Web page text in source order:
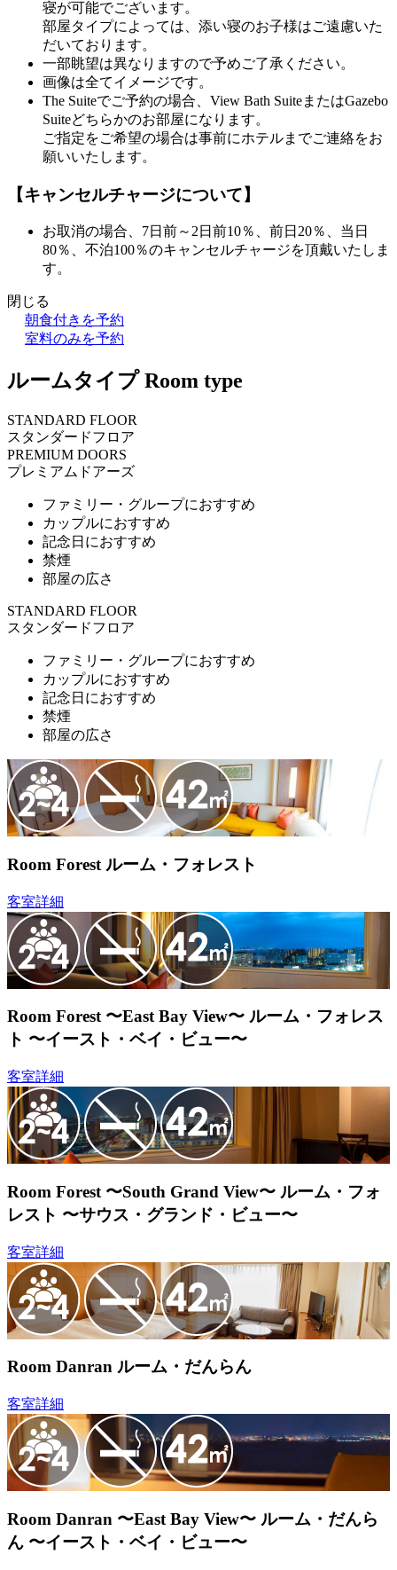
寝が可能でございます。
部屋タイプによっては、添い寝のお子様はご遠慮いた
だいております。
一部眺望は異なりますので予めご了承ください。
画像は全てイメージです。
The Suiteでご予約の場合、View Bath SuiteまたはGazebo
Suiteどちらかのお部屋になります。
ご指定をご希望の場合は事前にホテルまでご連絡をお
願いいたします。
【キャンセルチャージについて】
お取消の場合、7日前～2日前10％、前日20％、当日
80％、不泊100％のキャンセルチャージを頂戴いたしま
す。
閉じる
朝食付きを予約
室料のみを予約
ルームタイプRoom type
STANDARD FLOOR
スタンダードフロア
PREMIUM DOORS
プレミアムドアーズ
ファミリー・グループにおすすめ
カップルにおすすめ
記念日におすすめ
禁煙
部屋の広さ
STANDARD FLOOR
スタンダードフロア
ファミリー・グループにおすすめ
カップルにおすすめ
記念日におすすめ
禁煙
部屋の広さ
Room Forest ルーム・フォレスト
客室詳細
Room Forest 〜East Bay View〜 ルーム・フォレス
ト 〜イースト・ベイ・ビュー〜
客室詳細
Room Forest 〜South Grand View〜 ルーム・フォ
レスト 〜サウス・グランド・ビュー〜
客室詳細
Room Danran ルーム・だんらん
客室詳細
Room Danran 〜East Bay View〜 ルーム・だんら
ん 〜イースト・ベイ・ビュー〜